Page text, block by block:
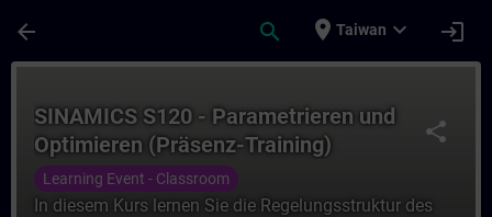
arrow_back search place Taiwan expand_more login
share
SINAMICS S120 - Parametrieren und
Optimieren (Präsenz-Training)
Learning Event - Classroom
In diesem Kurs lernen Sie die Regelungsstruktur des